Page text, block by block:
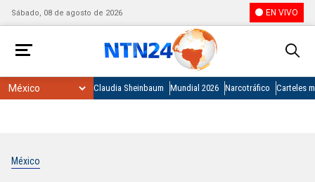
Sábado, 08 de agosto de 2026 EN VIVO
Claudia Sheinbaum Mundial 2026 Narcotráfico Carteles
México